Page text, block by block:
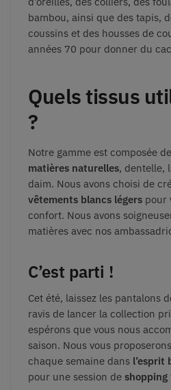
bambou, ainsi que des tapis,
coussins et des housses de
années 70 pour donner du
Quels tissus
?
Notre gamme est composée
matières naturelles, dentelle,
daim. Nous avons choisi de
vêtements blancs légers pour
confort. Nous avons
matières avec nos
C’est parti !
Cet été, laissez les pantalons
ravis de lancer la collection
espérons que vous nous
saison. Nous vous
chaque semaine dans l’esprit
pour une session de shopping